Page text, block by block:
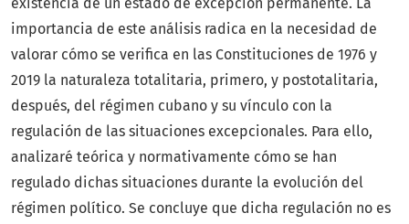
existencia de un estado de excepción permanente. La
importancia de este análisis radica en la necesidad de
valorar cómo se verifica en las Constituciones de 1976 y
2019 la naturaleza totalitaria, primero, y postotalitaria,
después, del régimen cubano y su vínculo con la
regulación de las situaciones excepcionales. Para ello,
analizaré teórica y normativamente cómo se han
regulado dichas situaciones durante la evolución del
régimen político. Se concluye que dicha regulación no es